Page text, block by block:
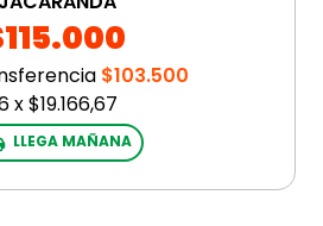
$103.500
x$19.166,67
LLEGA MAÑANA